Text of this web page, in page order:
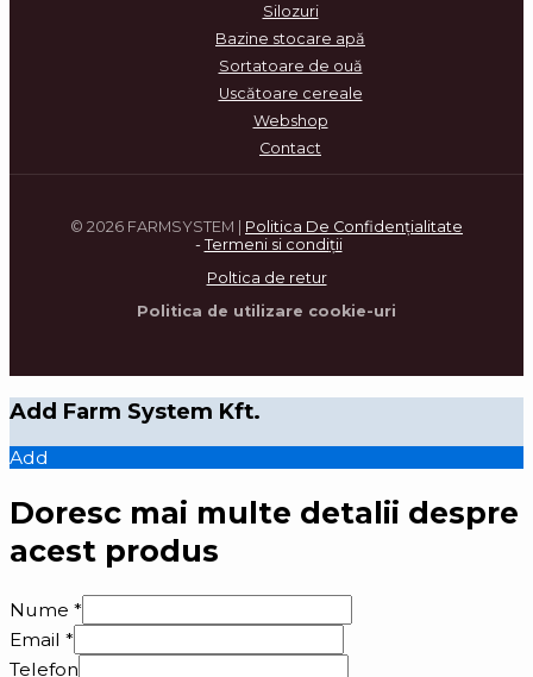
Silozuri
Bazine stocare apă
Sortatoare de ouă
Uscătoare cereale
Webshop
Contact
© 2026 FARMSYSTEM | Politica De Confidenţialitate
- Termeni si condiţii
Poltica de retur
Politica de utilizare cookie-uri
Add Farm System Kft.
Add
Doresc mai multe detalii despre
acest produs
Nume *
Email *
Telefon